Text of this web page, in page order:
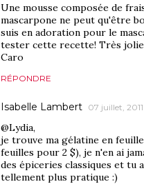
Une mousse composée de
mascarpone ne peut qu'être
suis en adoration pour le
tester cette recette! Très
Caro
RÉPONDRE
Isabelle Lambert 07 juillet,
@Lydia,
je trouve ma gélatine en
feuilles pour 2 $), je n'en ai
des épiceries classiques et tu
tellement plus pratique :)